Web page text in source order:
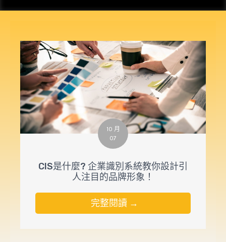
10 月
07
CIS是什麼? 企業識別系統教你設計引
人注目的品牌形象！
完整閱讀 →